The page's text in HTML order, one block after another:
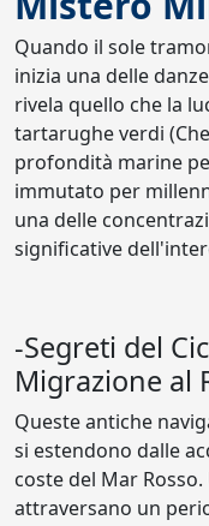
Quando il sole
inizia una delle
rivela quello che la
tartarughe verdi
profondità marine
immutato per
una delle
significative
-Segreti del
Migrazione al
Queste antiche
si estendono dalle
coste del Mar
attraversano un